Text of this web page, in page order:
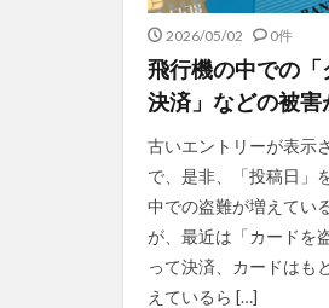
2026/05/02 0件
飛行機の中での「
決済」などの被害
古いエントリーが表示
で、是非、「投稿日」
中での盗難が増えてい
が、最近は「カードを
って決済、カードはも
えているら […]